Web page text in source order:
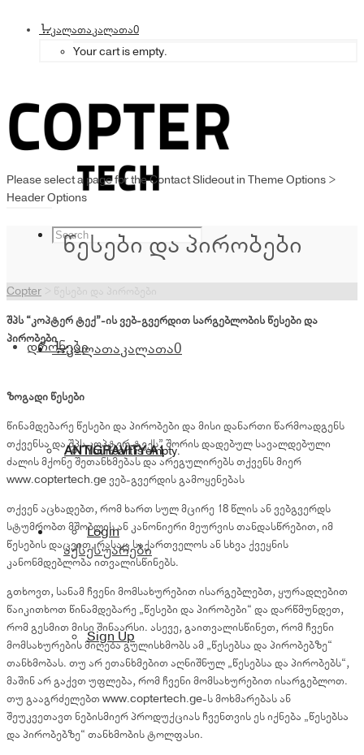
კალათაკალათა0
Your cart is empty.
კალათაკალათა0
Your cart is empty.
Login
Sign Up
დრონები
ANTIGRAVITY A1
აქსესუარები
Please select a page for the Contact Slideout in Theme Options >
Header Options
წესები და პირობები
Copter
წესები და პირობები
შპს “კოპტერ ტექ”-ის ვებ-გვერდით სარგებლობის წესები და
პირობები
ზოგადი წესები
წინამდებარე წესები და პირობები და მისი დანართი წარმოადგენს
თქვენსა და შპს კოპტერ ტექს” შორის დადებულ სავალდებული
ძალის მქონე შეთანხმებას და არეგულირებს თქვენს მიერ
www.coptertech.ge ვებ-გვერდის გამოყენებას
თქვენ აცხადებთ, რომ ხართ სულ მცირე 18 წლის ან ვებგვერდს
სტუმრობთ მშობლის ან კანონიერი მეურვის თანდასწრებით, იმ
წესების დაცვით, რასაც საქართველოს ან სხვა ქვეყნის
კანონმდებლობა ითვალისწინებს.
გთხოვთ, სანამ ჩვენი მომსახურებით ისარგებლებთ, ყურადღებით
წაიკითხოთ წინამდებარე „წესები და პირობები“ და დარწმუნდეთ,
რომ გესმით მისი შინაარსი. ასევე, გაითვალისწინეთ, რომ ჩვენი
მომსახურების მიღება გულისხმობს ამ „წესებსა და პირობებზე“
თანხმობას. თუ არ ეთანხმებით აღნიშნულ „წესებსა და პირობებს“,
მაშინ არ გაქვთ უფლება, რომ ჩვენი მომსახურებით ისარგებლოთ.
თუ გააგრძელებთ www.coptertech.ge-ს მოხმარებას ან
შეუკვეთავთ ნებისმიერ პროდუქციას ჩვენთვის ეს იქნება „წესებსა
და პირობებზე“ თანხმობის ტოლფასი.